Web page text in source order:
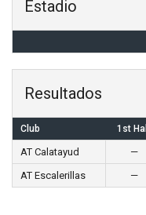
Estadio
Resultados
Club 1st
AT Calatayud —
AT Escalerillas
—